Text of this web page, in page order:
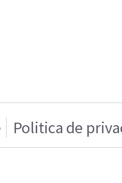
Politica de